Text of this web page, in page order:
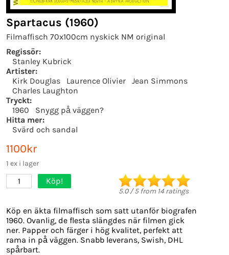
Spartacus (1960)
Filmaffisch 70x100cm nyskick NM original
Regissör:
Stanley Kubrick
Artister:
Kirk Douglas
Laurence Olivier
Jean Simmons
Charles Laughton
Tryckt:
1960
Snygg på väggen?
Hitta mer:
Svärd och sandal
1100kr
1 ex i lager
1 Köp!
5.0/5from 14 ratings
Köp en äkta filmaffisch som satt utanför biografen
1960. Ovanlig, de flesta slängdes när filmen gick
ner. Papper och färger i hög kvalitet, perfekt att
rama in på väggen. Snabb leverans, Swish, DHL
spårbart.